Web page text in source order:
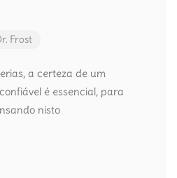
Frost
a certeza de um
é essencial, para
nisto